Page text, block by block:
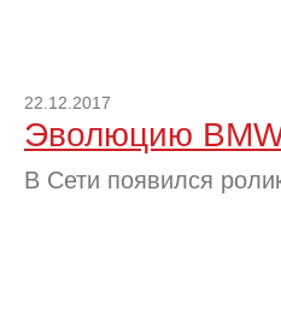
22.12.2017
Эволюцию
В Сети появился